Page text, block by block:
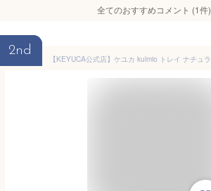
全てのおすすめコメント (1件)
2nd